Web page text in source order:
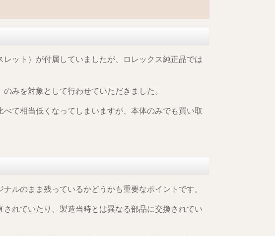
ット）が付属していましたが、ロレックス純正品では
みを対象として行わせていただきました。
て相当低くなってしまいますが、本体のみでも買い取
ルのまま残っているかどうかも重要なポイントです。
れていたり、製造当時とは異なる部品に交換されてい